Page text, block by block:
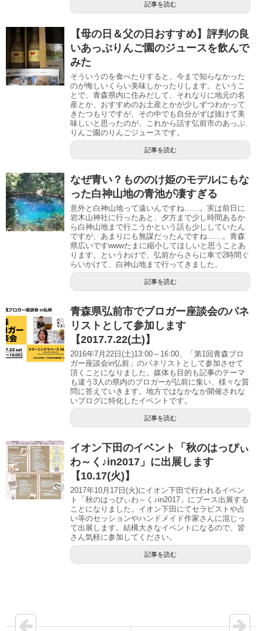
記事を読む
【母の日＆父の日おすすめ】評判の良
いあっぷりんご園のジュースを飲んで
みた
そういうのを食べたりすると、今まで知らなかった
のが悔しいくらい美味しかったりします。というこ
とで、青森県内に住みだして、それなりに地元の名
産とか、おすすめのお土産とかが少しずつわかって
きたつもりですが、その中でも自分がずば抜けて美
味しいと思ったのが、これから話す弘前市のあっぷ
りんご園のりんごジュースです。
記事を読む
なぜ青い？もののけ姫のモデルにもな
った白神山地の青池が凄すぎる
意外と白神山地って遠いんですね……。実は前日に
岩木山神社に行ったあと、夕方まで少し時間あるか
ら白神山地まで行こうかという話も少ししていたん
ですが、あまりにも無謀だったんですね……。青森
県広いですwwwたまに縮小してほしいと思うことあ
ります。というわけで、弘前からさらに車で2時間ぐ
らいかけて、白神山地まで行ってきました。
記事を読む
青森県弘前市でブロガー座談会のパネ
リストとして参加します
【2017.7.22(土)】
2016年7月22日(土)13:00～16:00、「第1回青森ブロ
ガー座談会in弘前」のパネリストとして参加させて
頂くことになりました。媒体も目的も記事のテーマ
も違う3人の県内のブロガーが弘前に集い、様々な質
問に答えていきます。地方ではなかなか開催されな
いブログに特化したイベントです。
記事を読む
イオン下田のイベント「秋のはっぴぃ
わ～く♪in2017」に出展します
【10.17(火)】
2017年10月17日(火)にイオン下田で行われるイベン
ト「秋のはっぴぃわ～く♪in2017」にブース出展する
ことになりました。イオン下田にてセラピストや占
い等のセッションやハンドメイド作家さんに混じっ
て出展します。結構大きなイベントになるので、皆
さん気軽に参加してください。
記事を読む